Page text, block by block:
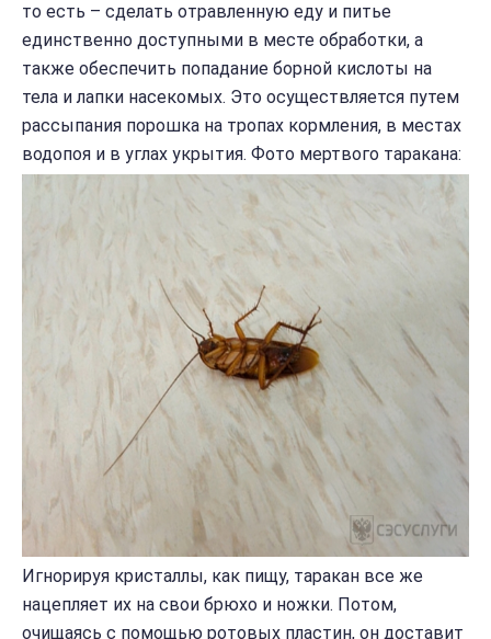
то есть – сделать отравленную еду и питье
единственно доступными в месте обработки, а
также обеспечить попадание борной кислоты на
тела и лапки насекомых. Это осуществляется путем
рассыпания порошка на тропах кормления, в местах
водопоя и в углах укрытия. Фото мертвого таракана:
Игнорируя кристаллы, как пищу, таракан все же
нацепляет их на свои брюхо и ножки. Потом,
очищаясь с помощью ротовых пластин, он доставит